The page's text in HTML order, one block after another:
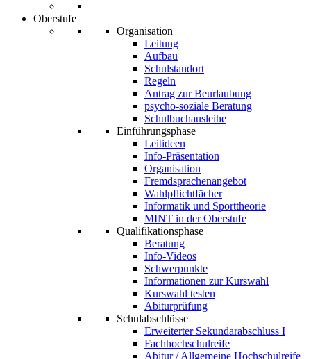
Oberstufe
Organisation
Leitung
Aufbau
Schulstandort
Regeln
Antrag zur Beurlaubung
psycho-soziale Beratung
Schulbuchausleihe
Einführungsphase
Leitideen
Info-Präsentation
Organisation
Fremdsprachenangebot
Wahlpflichtfächer
Informatik und Sporttheorie
MINT in der Oberstufe
Qualifikationsphase
Beratung
Info-Videos
Schwerpunkte
Informationen zur Kurswahl
Kurswahl testen
Abiturprüfung
Schulabschlüsse
Erweiterter Sekundarabschluss I
Fachhochschulreife
Abitur / Allgemeine Hochschulreife